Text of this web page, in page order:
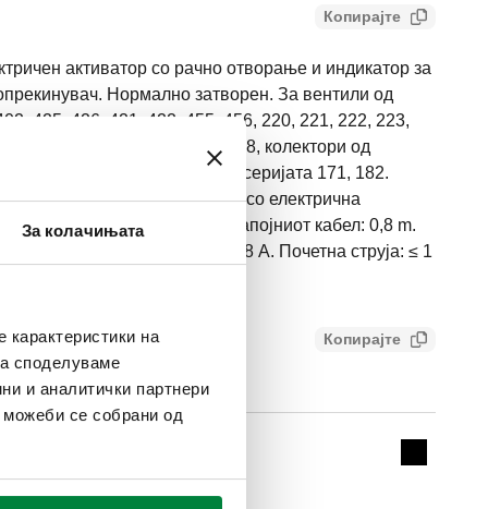
За колачињата
на
споделуваме
и аналитички партнери
се собрани од
Копирајте
активатор со рачно отворање и индикатор за
Нормално затворен. Зa вентили од
425, 426, 421, 422, 455, 456, 220, 221, 222, 223,
233, 234, 237, 676, 677, 678, колектори од
664, 665 и единици од серијата 171, 182.
0–50 °C. Напојување со електрична
заштита: IP 40. Должина на напојниот кабел: 0,8 m.
микропрекинувач (230 V): 0,8 A. Почетна струја: ≤ 1
Копирајте
Expand